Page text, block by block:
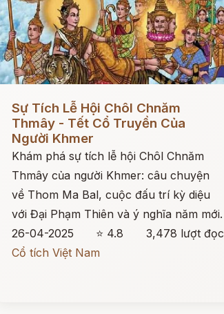
Sự Tích Lễ Hội Chôl Chnăm
Thmây - Tết Cổ Truyền Của
Người Khmer
Khám phá sự tích lễ hội Chôl Chnăm
Thmây của người Khmer: câu chuyện
về Thom Ma Bal, cuộc đấu trí kỳ diệu
với Đại Phạm Thiên và ý nghĩa năm mới.
26-04-2025
⭐ 4.8
3,478 lượt đọc
Cổ tích Việt Nam